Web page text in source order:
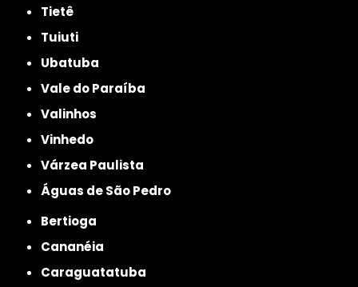
Tietê
Tuiuti
Ubatuba
Vale do Paraíba
Valinhos
Vinhedo
Várzea Paulista
Águas de São Pedro
Bertioga
Cananéia
Caraguatatuba